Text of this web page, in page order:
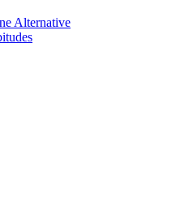
Alternative